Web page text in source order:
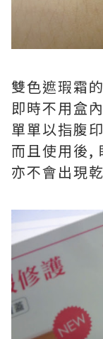
雙色遮瑕霜
即時不用盒
單單以指腹
而且使用後,
亦不會出現